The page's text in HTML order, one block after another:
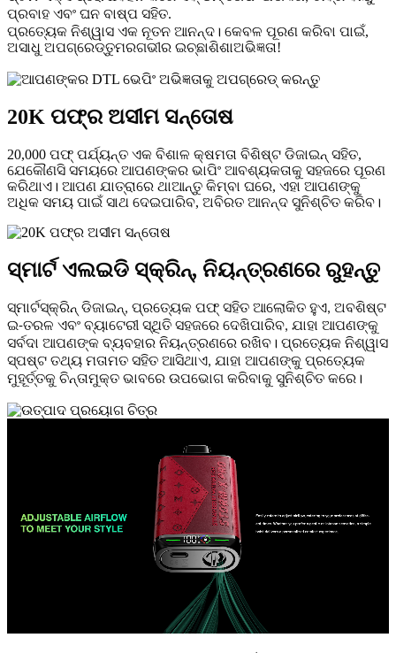
ପ୍ରବାହ ଏବଂ ଘନ ବାଷ୍ପ ସହିତ.
ପ୍ରତ୍ୟେକ ନିଶ୍ୱାସ ଏକ ନୂତନ ଆନନ୍ଦ। କେବଳ ପୂରଣ କରିବା ପାଇଁ,
ଅସାଧୁ ଅପଗ୍ରେଡ୍ତୁମରଗଭୀର ଇଚ୍ଛାଶିଶାଅଭିଜ୍ଞତା!
20K ପଫ୍‌ର ଅସୀମ ସନ୍ତୋଷ
20,000 ପଫ୍ ପର୍ଯ୍ୟନ୍ତ ଏକ ବିଶାଳ କ୍ଷମତା ବିଶିଷ୍ଟ ଡିଜାଇନ୍ ସହିତ,
ଯେକୌଣସି ସମୟରେ ଆପଣଙ୍କର ଭାପିଂ ଆବଶ୍ୟକତାକୁ ସହଜରେ ପୂରଣ
କରିଥାଏ। ଆପଣ ଯାତ୍ରାରେ ଥାଆନ୍ତୁ କିମ୍ବା ଘରେ, ଏହା ଆପଣଙ୍କୁ
ଅଧିକ ସମୟ ପାଇଁ ସାଥ ଦେଇପାରିବ, ଅବିରତ ଆନନ୍ଦ ସୁନିଶ୍ଚିତ କରିବ।
ସ୍ମାର୍ଟ ଏଲଇଡି ସ୍କ୍ରିନ୍, ନିୟନ୍ତ୍ରଣରେ ରୁହନ୍ତୁ
ସ୍ମାର୍ଟସ୍କ୍ରିନ୍ ଡିଜାଇନ୍, ପ୍ରତ୍ୟେକ ପଫ୍ ସହିତ ଆଲୋକିତ ହୁଏ, ଅବଶିଷ୍ଟ
ଇ-ତରଳ ଏବଂ ବ୍ୟାଟେରୀ ସ୍ଥିତି ସହଜରେ ଦେଖିପାରିବ, ଯାହା ଆପଣଙ୍କୁ
ସର୍ବଦା ଆପଣଙ୍କ ବ୍ୟବହାର ନିୟନ୍ତ୍ରଣରେ ରଖିବ। ପ୍ରତ୍ୟେକ ନିଶ୍ୱାସ
ସ୍ପଷ୍ଟ ତଥ୍ୟ ମତାମତ ସହିତ ଆସିଥାଏ, ଯାହା ଆପଣଙ୍କୁ ପ୍ରତ୍ୟେକ
ମୁହୂର୍ତ୍ତକୁ ଚିନ୍ତାମୁକ୍ତ ଭାବରେ ଉପଭୋଗ କରିବାକୁ ସୁନିଶ୍ଚିତ କରେ।